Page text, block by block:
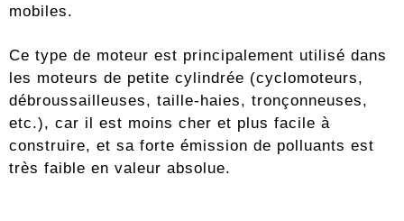
mobiles.
Ce type de moteur est principalement utilisé dans
les moteurs de petite cylindrée (cyclomoteurs,
débroussailleuses, taille-haies, tronçonneuses,
etc.), car il est moins cher et plus facile à
construire, et sa forte émission de polluants est
très faible en valeur absolue.